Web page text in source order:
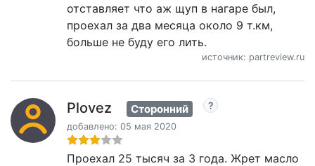
отставляет что аж щуп в нагаре был,
проехал за два месяца около 9 т.км,
больше не буду его лить.
источник: partreview.ru
Plovez Сторонний
добавлено: 05 мая 2020
Проехал 25 тысяч за 3 года. Жрет масло